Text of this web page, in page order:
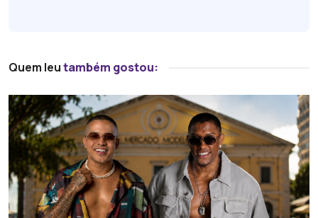
Quem leutambém gostou: